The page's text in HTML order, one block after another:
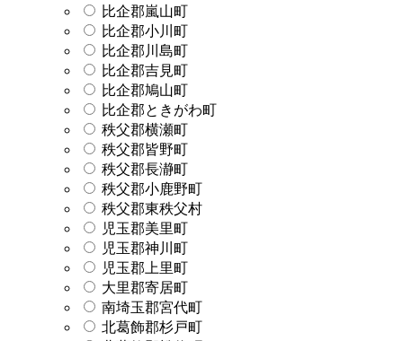
比企郡嵐山町
比企郡小川町
比企郡川島町
比企郡吉見町
比企郡鳩山町
比企郡ときがわ町
秩父郡横瀬町
秩父郡皆野町
秩父郡長瀞町
秩父郡小鹿野町
秩父郡東秩父村
児玉郡美里町
児玉郡神川町
児玉郡上里町
大里郡寄居町
南埼玉郡宮代町
北葛飾郡杉戸町